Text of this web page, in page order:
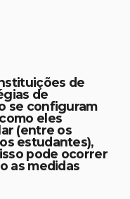
de
de
se configuram
eles
(entre os
estudantes),
pode ocorrer
as medidas